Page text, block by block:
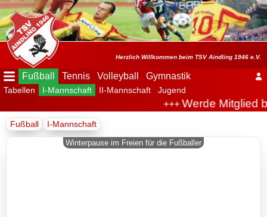
Herzlich Willkommen beim TSV Aindling 1946 e.V.
Fußball Tennis Volleyball Gymnastik
Tabellen I-Mannschaft II-Mannschaft Jugend
+++Werde Mitglied
Menü
ausblenden
Startseite
Verein
Fußball I-Mannschaft
Winterpause im Freien für die Fußballer